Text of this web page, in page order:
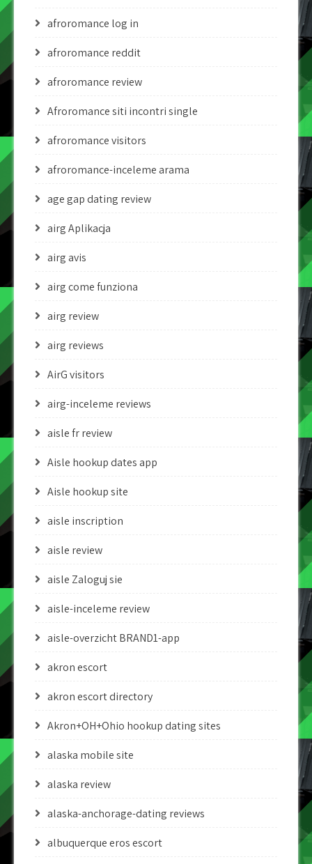
afroromance log in
afroromance reddit
afroromance review
Afroromance siti incontri single
afroromance visitors
afroromance-inceleme arama
age gap dating review
airg Aplikacja
airg avis
airg come funziona
airg review
airg reviews
AirG visitors
airg-inceleme reviews
aisle fr review
Aisle hookup dates app
Aisle hookup site
aisle inscription
aisle review
aisle Zaloguj sie
aisle-inceleme review
aisle-overzicht BRAND1-app
akron escort
akron escort directory
Akron+OH+Ohio hookup dating sites
alaska mobile site
alaska review
alaska-anchorage-dating reviews
albuquerque eros escort